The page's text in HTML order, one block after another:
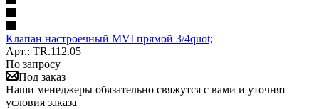
Клапан настроечный MVI прямой 3/4quot;
Арт.: TR.112.05
По запросу
Под заказ
Наши менеджеры обязательно свяжутся с вами и уточнят
условия заказа